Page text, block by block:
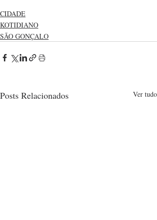
CIDADE
KOTIDIANO
SÃO GONÇALO
Posts Relacionados Ver tudo